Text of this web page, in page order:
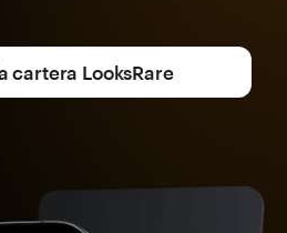
cartera LooksRare